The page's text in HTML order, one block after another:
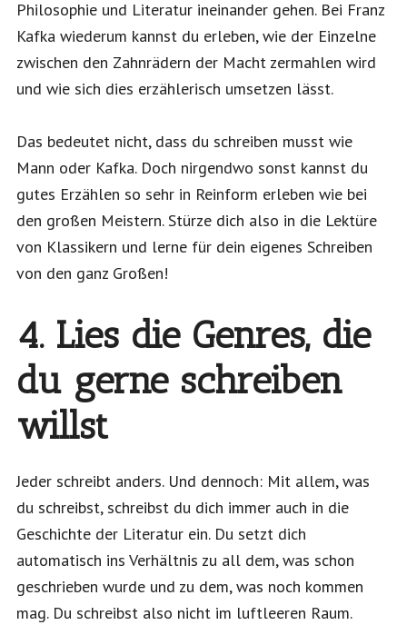
Philosophie und Literatur ineinander gehen. Bei Franz
Kafka wiederum kannst du erleben, wie der Einzelne
zwischen den Zahnrädern der Macht zermahlen wird
und wie sich dies erzählerisch umsetzen lässt.
Das bedeutet nicht, dass du schreiben musst wie
Mann oder Kafka. Doch nirgendwo sonst kannst du
gutes Erzählen so sehr in Reinform erleben wie bei
den großen Meistern. Stürze dich also in die Lektüre
von Klassikern und lerne für dein eigenes Schreiben
von den ganz Großen!
4. Lies die Genres, die
du gerne schreiben
willst
Jeder schreibt anders. Und dennoch: Mit allem, was
du schreibst, schreibst du dich immer auch in die
Geschichte der Literatur ein. Du setzt dich
automatisch ins Verhältnis zu all dem, was schon
geschrieben wurde und zu dem, was noch kommen
mag. Du schreibst also nicht im luftleeren Raum.